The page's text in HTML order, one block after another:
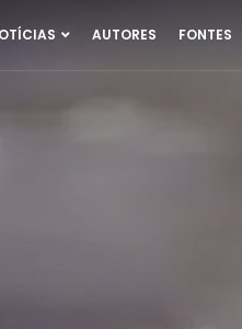
AUTORES FONTES